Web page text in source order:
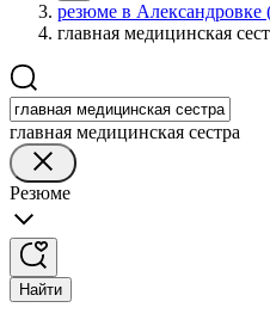
резюме в Александровке
главная медицинская
главная медицинская сестра
Резюме
Найти